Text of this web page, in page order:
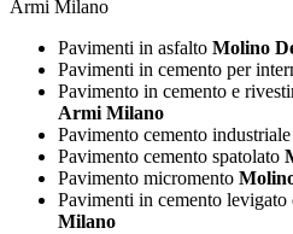
Pavimenti in asfalto Molino
Pavimenti in cemento per
Pavimento in cemento e
Armi Milano
Pavimento cemento industriale
Pavimento cemento spatolato
Pavimento micromento
Pavimenti in cemento levigato
Milano